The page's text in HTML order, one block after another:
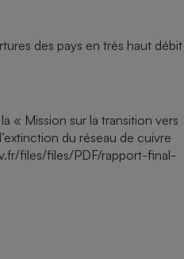
des pays en très haut débit
« Mission sur la transition vers
du réseau de cuivre
files/files/PDF/rapport-final-